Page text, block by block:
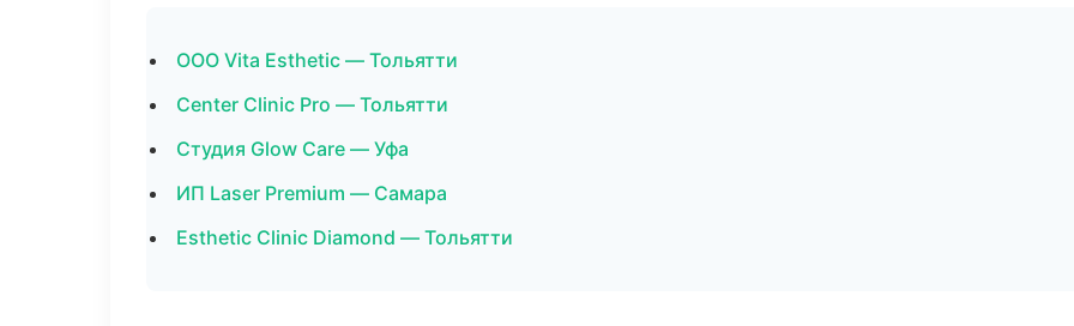
ООО Vita Esthetic — Тольятти
Center Clinic Pro — Тольятти
Студия Glow Care — Уфа
ИП Laser Premium — Самара
Esthetic Clinic Diamond — Тольятти